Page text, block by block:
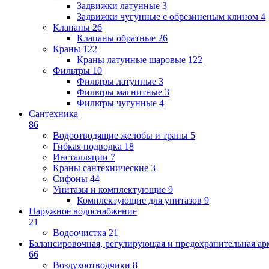
Задвижки латунные 3
Задвижки чугунные с обрезиненым клином 4
Клапаны 26
Клапаны обратные 26
Краны 122
Краны латунные шаровые 122
Фильтры 10
Фильтры латунные 3
Фильтры магнитные 3
Фильтры чугунные 4
Сантехника
86
Водоотводящие желобы и трапы 5
Гибкая подводка 18
Инсталляции 7
Краны сантехнические 3
Сифоны 44
Унитазы и комплектующие 9
Комплектующие для унитазов 9
Наружное водоснабжение
21
Водоочистка 21
Балансировочная, регулирующая и предохранительная
66
Воздухоотводчики 8